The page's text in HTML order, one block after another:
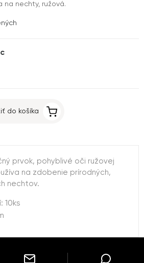
na nechty, ružová.
do košíka
prvok, pohyblivé oči ružovej
na zdobenie prírodných,
nechtov.
10ks